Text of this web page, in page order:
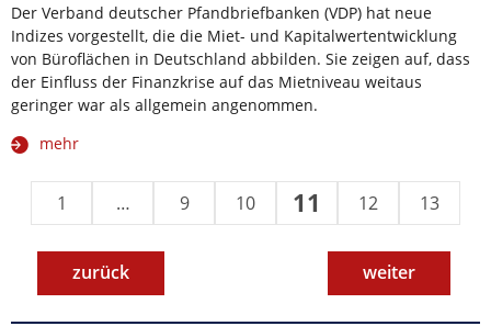
Der Verband deutscher Pfandbriefbanken (VDP) hat neue
Indizes vorgestellt, die die Miet- und Kapitalwertentwicklung
von Büroflächen in Deutschland abbilden. Sie zeigen auf, dass
der Einfluss der Finanzkrise auf das Mietniveau weitaus
geringer war als allgemein angenommen.
mehr
zurück
1 … 9 10 11 12 13
weiter